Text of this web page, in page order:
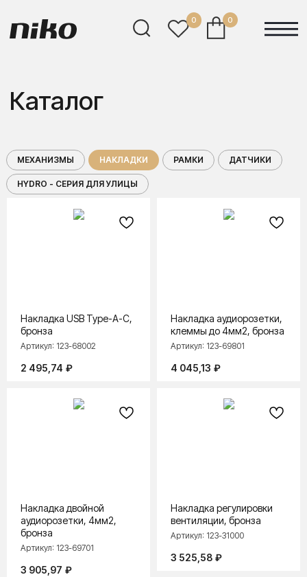
МЕХАНИЗМЫ НАКЛАДКИ РАМКИ ДАТЧИКИ
HYDRO - СЕРИЯ ДЛЯ УЛИЦЫ
Накладка USB Type-A-C,
бронза
Артикул: 123-68002
2 495,74 ₽
Накладка аудиорозетки,
клеммы до 4мм2, бронза
Артикул: 123-69801
4 045,13 ₽
Накладка двойной
аудиорозетки, 4мм2,
бронза
Артикул: 123-69701
3 905,97 ₽
Накладка регулировки
вентиляции, бронза
Артикул: 123-31000
3 525,58 ₽